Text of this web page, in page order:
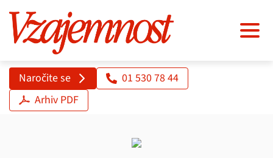
Naročite se
01 530 78 44
Arhiv PDF